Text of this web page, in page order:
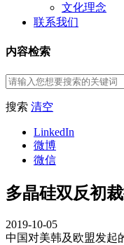
文化理念
联系我们
内容检索
搜索 清空
LinkedIn
微博
微信
多晶硅双反初
2019-10-05
中国对美韩及欧盟发起